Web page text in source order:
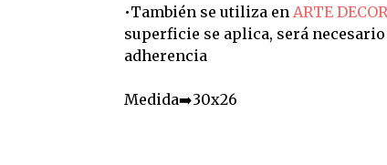
•También se utiliza en ARTE
superficie se aplica, será
adherencia
Medida➡️30x26